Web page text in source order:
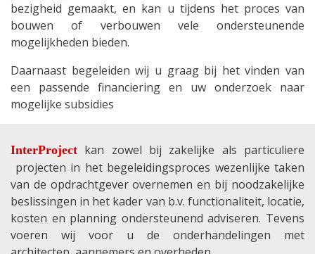
bezigheid gemaakt, en kan u tijdens het proces van
bouwen of verbouwen vele ondersteunende
mogelijkheden bieden.
Daarnaast begeleiden wij u graag bij het vinden van
een passende financiering en uw onderzoek naar
mogelijke subsidies
InterProject kan zowel bij zakelijke als particuliere
projecten in het begeleidingsproces wezenlijke taken
van de opdrachtgever overnemen en bij noodzakelijke
beslissingen in het kader van b.v. functionaliteit, locatie,
kosten en planning ondersteunend adviseren. Tevens
voeren wij voor u de onderhandelingen met